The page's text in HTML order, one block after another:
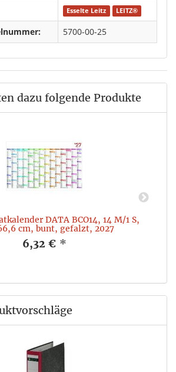
Esselte Leitz LEITZ®
5700-00-25
dazu folgende Produkte
DATA BCO14, 14 M/1 S,
cm, bunt, gefalzt, 2027
6,32 € *